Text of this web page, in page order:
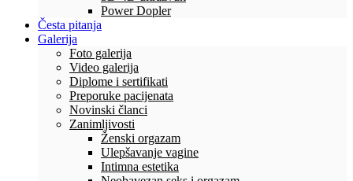
Power Dopler
Česta pitanja
Galerija
Foto galerija
Video galerija
Diplome i sertifikati
Preporuke pacijenata
Novinski članci
Zanimljivosti
Ženski orgazam
Ulepšavanje vagine
Intimna estetika